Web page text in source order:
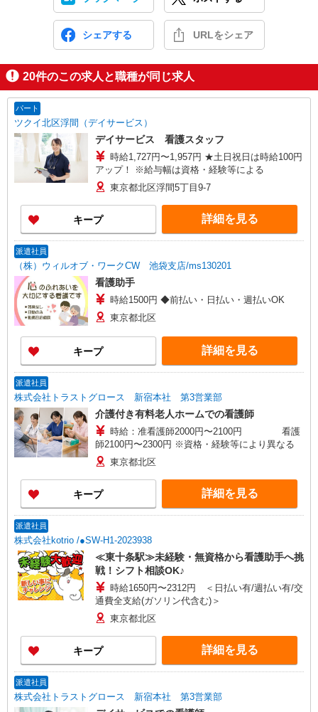
シェアする URLをシェア
20件のこの求人と職種が同じ求人
パート
ツクイ北区浮間（デイサービス）
デイサービス 看護スタッフ
時給1,727円〜1,957円 ★土日祝日は時給100円
アップ！ ※給与幅は資格・経験等による
東京都北区浮間5丁目9-7
キープ 詳細を見る
派遣社員
（株）ウィルオブ・ワークCW 池袋支店/ms130201
看護助手
時給1500円 ◆前払い・日払い・週払いOK
東京都北区
キープ 詳細を見る
派遣社員
株式会社トラストグロース 新宿本社 第3営業部
介護付き有料老人ホームでの看護師
時給：准看護師2000円〜2100円 看護
師2100円〜2300円 ※資格・経験等により異なる
東京都北区
キープ 詳細を見る
派遣社員
株式会社kotrio /●SW-H1-2023938
≪東十条駅≫未経験・無資格から看護助手へ挑
戦！シフト相談OK♪
時給1650円〜2312円 ＜日払い有/週払い有/交
通費全支給(ガソリン代含む)＞
東京都北区
キープ 詳細を見る
派遣社員
株式会社トラストグロース 新宿本社 第3営業部